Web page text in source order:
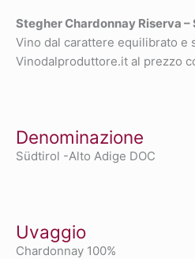
Stegher Chardonnay Riserva
Vino dal carattere equilibrato e
Vinodalproduttore.it al prezzo
Denominazione
Südtirol -Alto Adige DOC
Uvaggio
Chardonnay 100%